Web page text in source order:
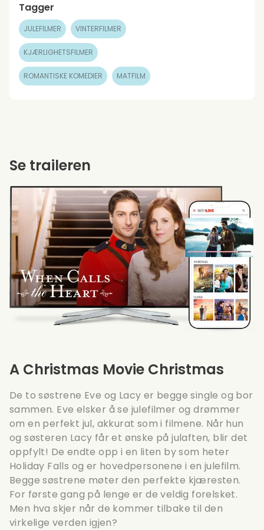
Tagger
JULEFILMER VINTERFILMER
KJÆRLIGHETSFILMER
ROMANTISKE KOMEDIER MATFILM
A Christmas Movie Christmas
De to søstrene Eve og Lacy er begge single og bor
sammen. Eve elsker å se julefilmer og drømmer
om en perfekt jul, akkurat som i filmene. Når hun
og søsteren Lacy får et ønske på julaften, blir det
oppfylt! De endte opp i en liten by som heter
Holiday Falls og er hovedpersonene i en julefilm.
Begge søstrene møter den perfekte kjæresten.
For første gang på lenge er de veldig forelsket.
Men hva skjer når de kommer tilbake til den
virkelige verden igjen?
Se traileren